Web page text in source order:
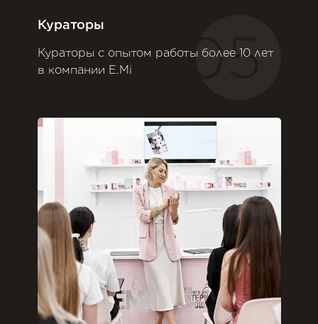
Кураторы
Кураторы с опытом работы более 10 лет
в компании E.Mi
05